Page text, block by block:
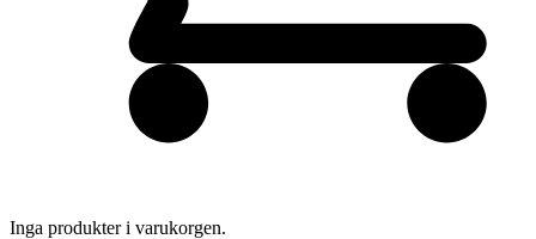
Inga produkter i varukorgen.